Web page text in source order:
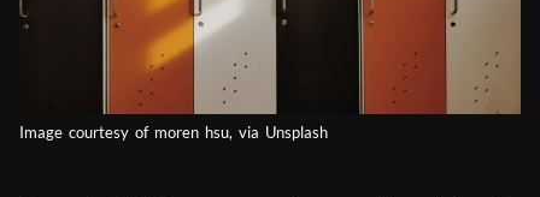
Image courtesy of moren hsu, via Unsplash